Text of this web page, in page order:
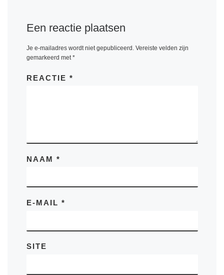
Een reactie plaatsen
Je e-mailadres wordt niet gepubliceerd. Vereiste velden zijn
gemarkeerd met*
REACTIE *
NAAM *
E-MAIL *
SITE